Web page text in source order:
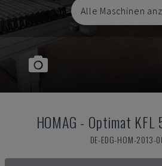
Alle Maschinen
HOMAG - Optimat
DE-EDG-HOM-2013-